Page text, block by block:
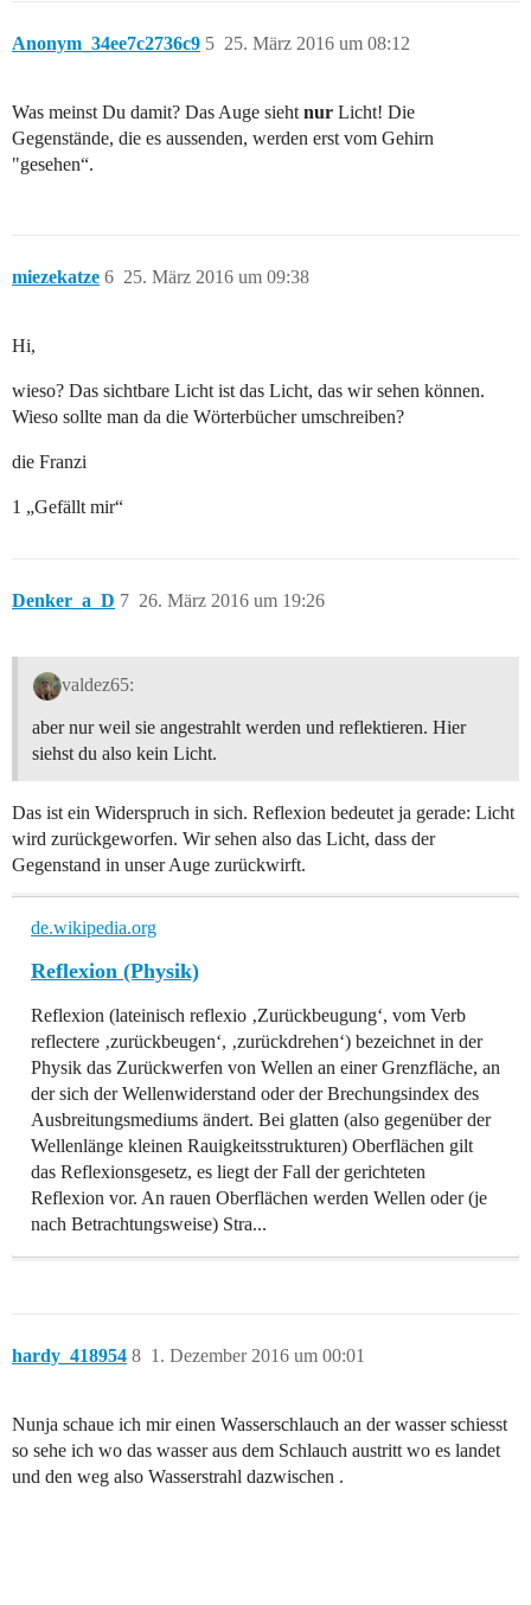
Anonym_34ee7c2736c9 25. März 2016 um 08:12
5
Was meinst Du damit? Das Auge sieht nur Licht! Die
Gegenstände, die es aussenden, werden erst vom Gehirn
"gesehen“.
miezekatze 25. März 2016 um 09:38
6
Hi,
wieso? Das sichtbare Licht ist das Licht, das wir sehen können.
Wieso sollte man da die Wörterbücher umschreiben?
die Franzi
1 „Gefällt mir“
Denker_a_D 26. März 2016 um 19:26
7
valdez65:
aber nur weil sie angestrahlt werden und reflektieren. Hier
siehst du also kein Licht.
Das ist ein Widerspruch in sich. Reflexion bedeutet ja gerade: Licht
wird zurückgeworfen. Wir sehen also das Licht, dass der
Gegenstand in unser Auge zurückwirft.
de.wikipedia.org
Reflexion (Physik)
Reflexion (lateinisch reflexio ‚Zurückbeugung‘, vom Verb
reflectere ‚zurückbeugen‘, ‚zurückdrehen‘) bezeichnet in der
Physik das Zurückwerfen von Wellen an einer Grenzfläche, an
der sich der Wellenwiderstand oder der Brechungsindex des
Ausbreitungsmediums ändert. Bei glatten (also gegenüber der
Wellenlänge kleinen Rauigkeitsstrukturen) Oberflächen gilt
das Reflexionsgesetz, es liegt der Fall der gerichteten
Reflexion vor. An rauen Oberflächen werden Wellen oder (je
nach Betrachtungsweise) Stra...
hardy_418954 1. Dezember 2016 um 00:01
8
Nunja schaue ich mir einen Wasserschlauch an der wasser schiesst
so sehe ich wo das wasser aus dem Schlauch austritt wo es landet
und den weg also Wasserstrahl dazwischen .